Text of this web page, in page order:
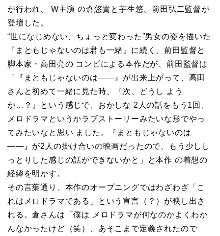
が行われ、 W主演 の倉悠貴と芋生悠、前田弘二監督が
登壇した。
“世になじめない、ちょっと変わった”男女の姿を描いた
『まともじゃないのは君も一緒』に続く、前田監督と
脚本家・高田亮の コンビによる本作だが、前田監督は
「『まともじゃないのは――』が出来上がって、高田
さんと初めて一緒に見た時、『次、どうし よう
か…？』という感じで、おかしな 2人の話をもう1回、
メロドラマというかラブストーリーみたいな形でやっ
てみたいなと思い ました。『まともじゃないのは
――』が2人の掛け合いの映画だったので、もう少しし
っとりした感じの話ができないかと」と本作 の着想の
経緯を明かす。
その言葉通り、本作のオープニングではわざわざ「こ
れはメロドラマである」という宣言（？）が映し出さ
れる。倉さんは「僕は メロドラマが何なのかよくわか
んなかったけど（笑）、あそこまで定義されたので